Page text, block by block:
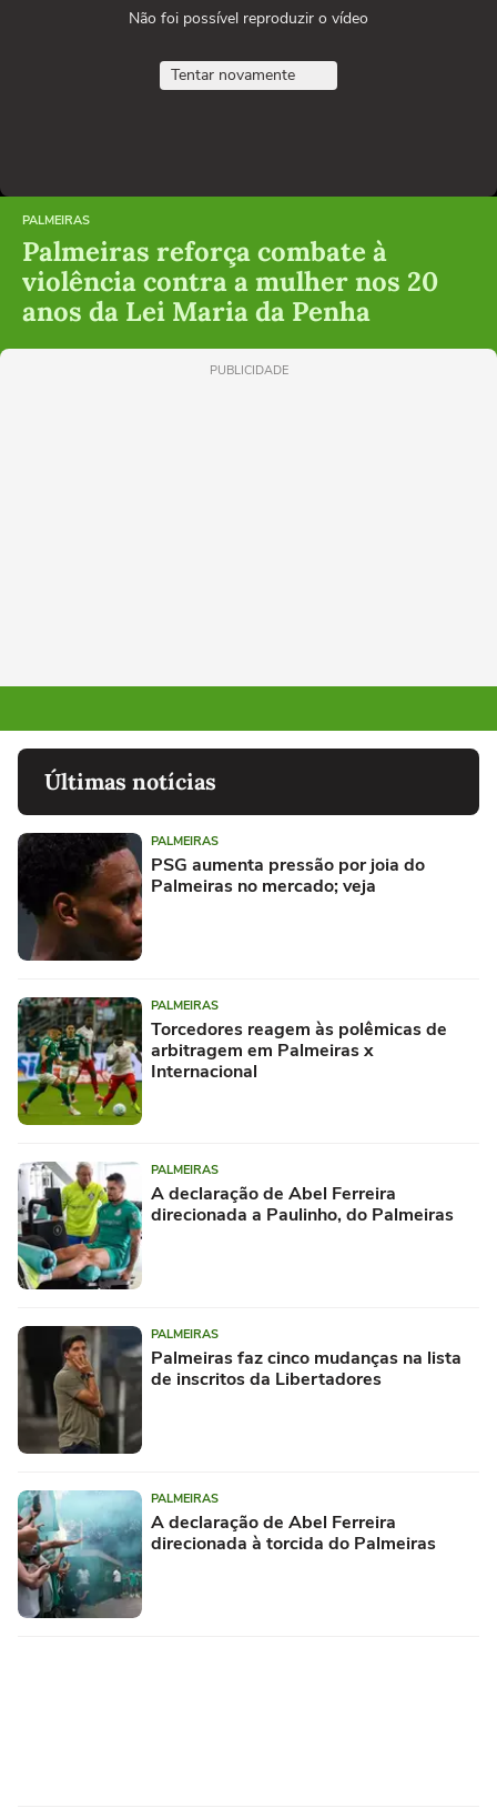
Não foi possível reproduzir o vídeo
Tentar novamente
PALMEIRAS
Palmeiras reforça combate à
violência contra a mulher nos 20
anos da Lei Maria da Penha
PUBLICIDADE
Últimas notícias
PALMEIRAS
PSG aumenta pressão por joia do
Palmeiras no mercado; veja
PALMEIRAS
Torcedores reagem às polêmicas de
arbitragem em Palmeiras x
Internacional
PALMEIRAS
A declaração de Abel Ferreira
direcionada a Paulinho, do Palmeiras
PALMEIRAS
Palmeiras faz cinco mudanças na lista
de inscritos da Libertadores
PALMEIRAS
A declaração de Abel Ferreira
direcionada à torcida do Palmeiras